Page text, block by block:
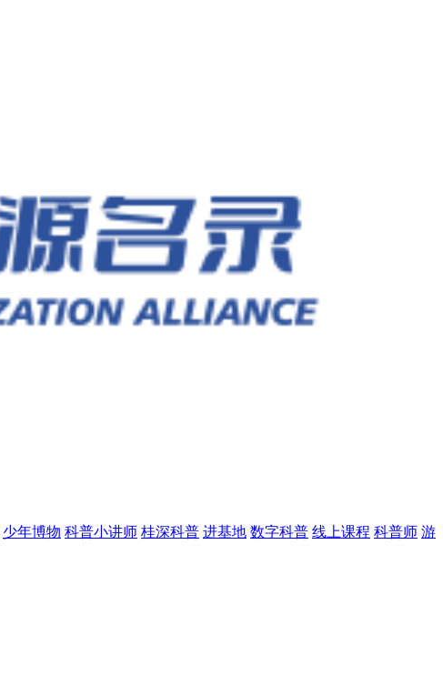
少年博物 科普小讲师 桂深科普 进基地 数字科普 线上课程 科普师 游